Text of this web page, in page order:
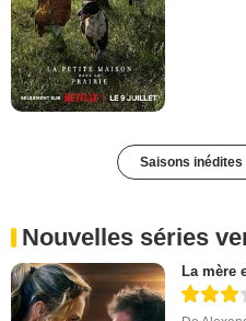
Saisons
Nouvelles séries
La mère